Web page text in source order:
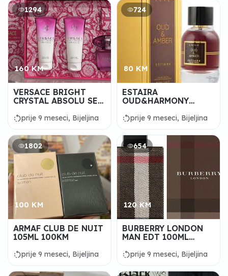
1294
160 KM
VERSACE BRIGHT
CRYSTAL ABSOLU SET
rotate_leftprije 9 meseci, Bijeljina
724
80 KM
ESTAIRA
OUD&HARMONY
rotate_leftprije 9 meseci, Bijeljina
1802
100 KM
ARMAF CLUB DE NUIT
105ML 100KM
rotate_leftprije 9 meseci, Bijeljina
654
120 KM
BURBERRY LONDON
MAN EDT 100ML
rotate_leftprije 9 meseci, Bijeljina